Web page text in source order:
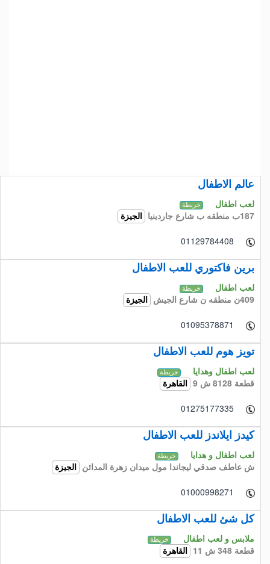
عالم الاطفال
لعب اطفال خريطة
187ب منطقه ب شارع جاردينيا الجيزة
01129784408
برين فاكتوري للعب الاطفال
لعب اطفال خريطة
409ن منطقه ن شارع الجيش الجيزة
01095378871
تويز هوم للعب الاطفال
لعب اطفال وهدايا خريطة
قطعة 8128 ش 9 القاهرة
01275177335
كيدز ايلاندز للعب الاطفال
لعب اطفال و هدايا خريطة
ش عاطف صدقي ليجاندا مول ميدان زهرة المدائن الجيزة
01000998271
كل شئ للعب الاطفال
ملابس و لعب اطفال خريطة
قطعة 348 ش 11 القاهرة